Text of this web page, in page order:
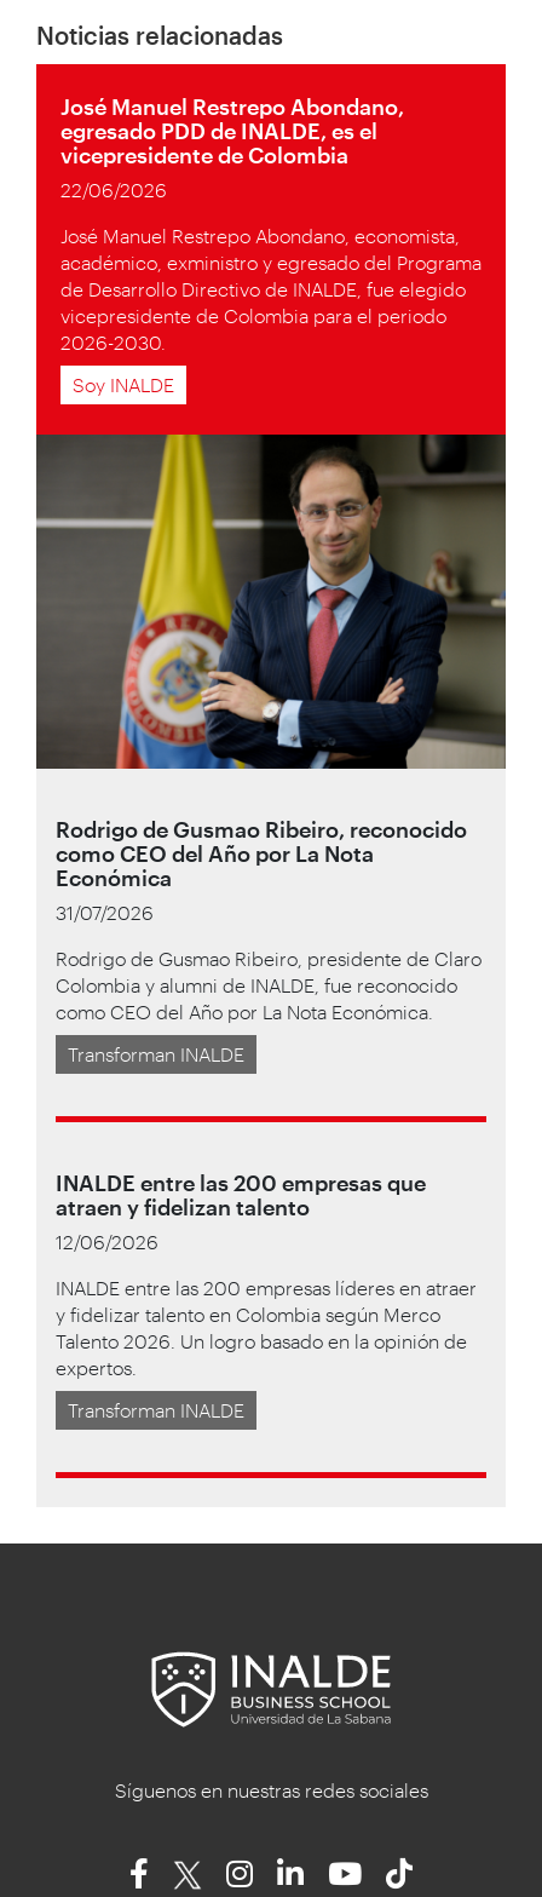
Noticias relacionadas
José Manuel Restrepo Abondano,
egresado PDD de INALDE, es el
vicepresidente de Colombia
22/06/2026
José Manuel Restrepo Abondano, economista,
académico, exministro y egresado del Programa
de Desarrollo Directivo de INALDE, fue elegido
vicepresidente de Colombia para el periodo
2026-2030.
Soy INALDE
Rodrigo de Gusmao Ribeiro, reconocido
como CEO del Año por La Nota
Económica
31/07/2026
Rodrigo de Gusmao Ribeiro, presidente de Claro
Colombia y alumni de INALDE, fue reconocido
como CEO del Año por La Nota Económica.
Transforman INALDE
INALDE entre las 200 empresas que
atraen y fidelizan talento
12/06/2026
INALDE entre las 200 empresas líderes en atraer
y fidelizar talento en Colombia según Merco
Talento 2026. Un logro basado en la opinión de
expertos.
Transforman INALDE
Síguenos en nuestras redes sociales